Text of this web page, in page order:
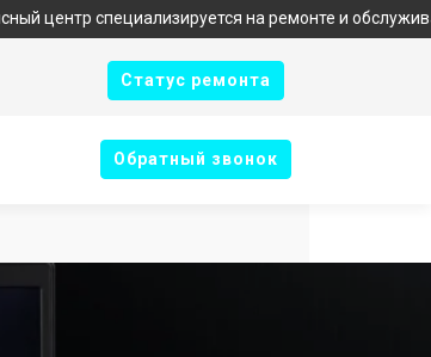
специализируется на ремонте и обслуживании
Cтатус ремонта
Oбратный звонок